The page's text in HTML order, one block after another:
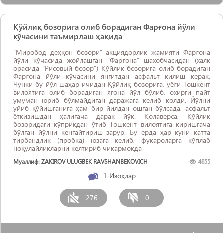
Қўйлиқ бозорига олиб борадиган Фарғона йўли
кўчасини таъмирлаш ҳақида
“Миробод деҳқон бозори” акциядорлик жамияти Фарғона
йўли кўчасида жойлашган “Фарғона” шахобчасидан (халқ
орасида “Рисовый бозор”) Қўйлиқ бозорига олиб борадиган
Фарғона йўли кўчасини янгитдан асфальт қилиш керак.
Чунки бу йўл шаҳар ичидан Қўйлиқ бозорига, уёғи Тошкент
вилоятига олиб борадиган ягона йўл бўлиб, охирги пайт
умуман юриб бўлмайдиган даражага келиб қолди. Йўлни
уйиб қўйишганига ҳам бир йилдан ошган бўлсада, асфальт
ётқизишдан ҳалигача дарак йўқ. Қолаверса, Қўйлиқ
бозоридаги кўприкдан ўтиб Тошкент вилоятига киришгача
бўлган йўлни кенгайтириш зарур. Бу ерда ҳар куни катта
тирбандлик (пробка) юзага келиб, фуқароларга кўплаб
ноқулайликларни келтириб чиқармоқда
Муаллиф: ZAKIROV ULUGBEK RAVSHANBEKOVICH 4655
1 Изоҳлар
276 0